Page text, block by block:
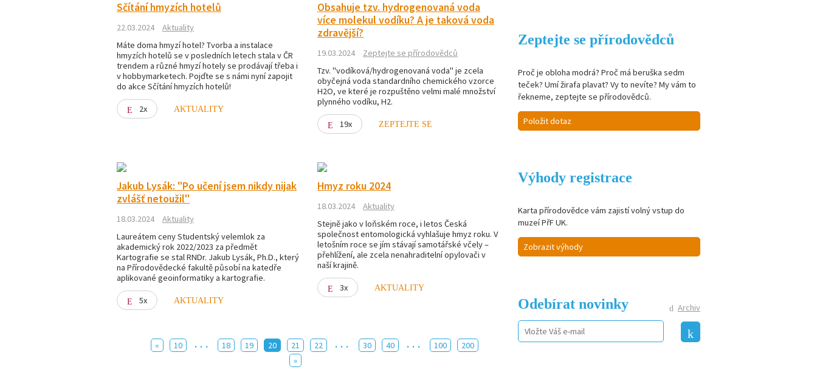
Sčítání hmyzích hotelů
22.03.2024
Aktuality
Máte doma hmyzí hotel? Tvorba a instalace
hmyzích hotelů se v posledních letech stala v ČR
trendem a různé hmyzí hotely se prodávají třeba i
v hobbymarketech. Pojďte se s námi nyní zapojit
do akce Sčítání hmyzích hotelů!
2x AKTUALITY
Obsahuje tzv. hydrogenovaná voda
více molekul vodíku? A je taková voda
zdravější?
19.03.2024
Zeptejte se přírodovědců
Tzv. "vodíková/hydrogenovaná voda" je zcela
obyčejná voda standardního chemického vzorce
H2O, ve které je rozpuštěno velmi malé množství
plynného vodíku, H2.
19x ZEPTEJTE SE
Jakub Lysák: "Po učení jsem nikdy nijak
zvlášť netoužil"
18.03.2024
Aktuality
Laureátem ceny Studentský velemlok za
akademický rok 2022/2023 za předmět
Kartografie se stal RNDr. Jakub Lysák, Ph.D., který
na Přírodovědecké fakultě působí na katedře
aplikované geoinformatiky a kartografie.
5x AKTUALITY
Hmyz roku 2024
18.03.2024
Aktuality
Stejně jako v loňském roce, i letos Česká
společnost entomologická vyhlašuje hmyz roku. V
letošním roce se jím stávají samotářské včely –
přehlížení, ale zcela nenahraditelní opylovači v
naší krajině.
3x AKTUALITY
« 10 ... 18 19 20 21 22 ... 30 40 ... 100
200
»
Zeptejte se přírodovědců
Proč je obloha modrá? Proč má beruška sedm
teček? Umí žirafa plavat? Vy to nevíte? My vám to
řekneme, zeptejte se přírodovědců.
Položit dotaz
Výhody registrace
Karta přírodovědce vám zajistí volný vstup do
muzeí PřF UK.
Zobrazit výhody
Archiv
Odebírat novinky